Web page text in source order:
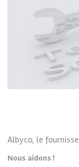
Nous aidons !